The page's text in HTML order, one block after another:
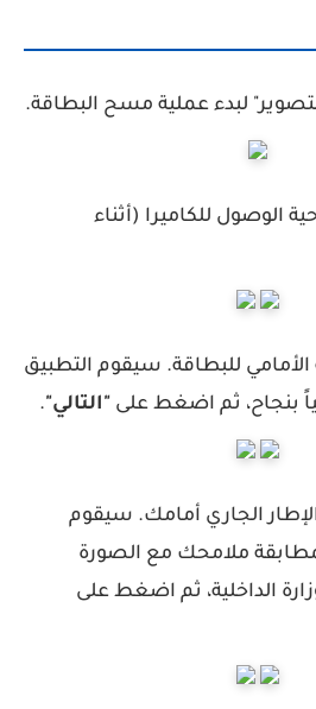
لبدء عملية مسح البطاقة.
الوصول للكاميرا (أثناء
الأمامي للبطاقة. سيقوم التطبيق
بنجاح، ثم اضغط على "التالي".
الجاري أمامك. سيقوم
ملامحك مع الصورة
الداخلية، ثم اضغط على